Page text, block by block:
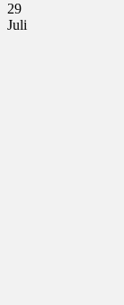
29
Juli